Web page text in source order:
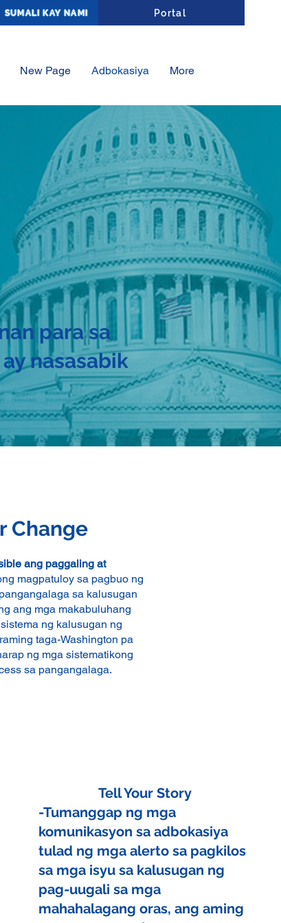
SUMALI KAY NAMI Affiliate Portal Log-In
Portal
New Page Adbokasiya More
Change
ang paggaling at
magpatuloy sa pagbuo ng
sa kalusugan
ang mga makabuluhang
ng kalusugan ng
taga-Washington pa
ng mga sistematikong
sa pangangalaga.
para sa
nasasabik
Tell Your Story
-Tumanggap ng mga
komunikasyon sa adbokasiya
tulad ng mga alerto sa pagkilos
sa mga isyu sa kalusugan ng
pag-uugali sa mga
mahahalagang oras, ang aming